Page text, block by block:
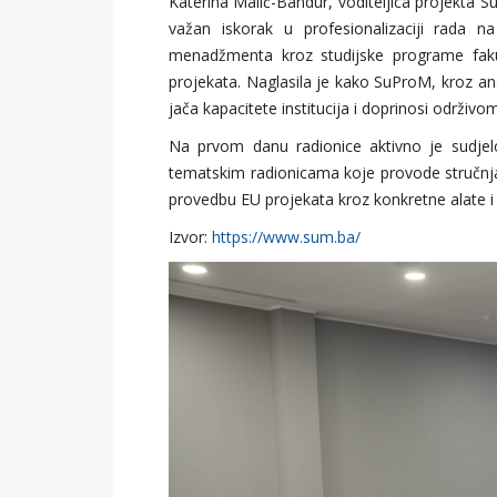
važan iskorak u profesionalizaciji rada
menadžmenta kroz studijske programe
projekata. Naglasila je kako SuProM, kroz
jača kapacitete institucija i doprinosi
Na prvom danu radionice aktivno je
tematskim radionicama koje provode
provedbu EU projekata kroz konkretne alate
Izvor: https://www.sum.ba/